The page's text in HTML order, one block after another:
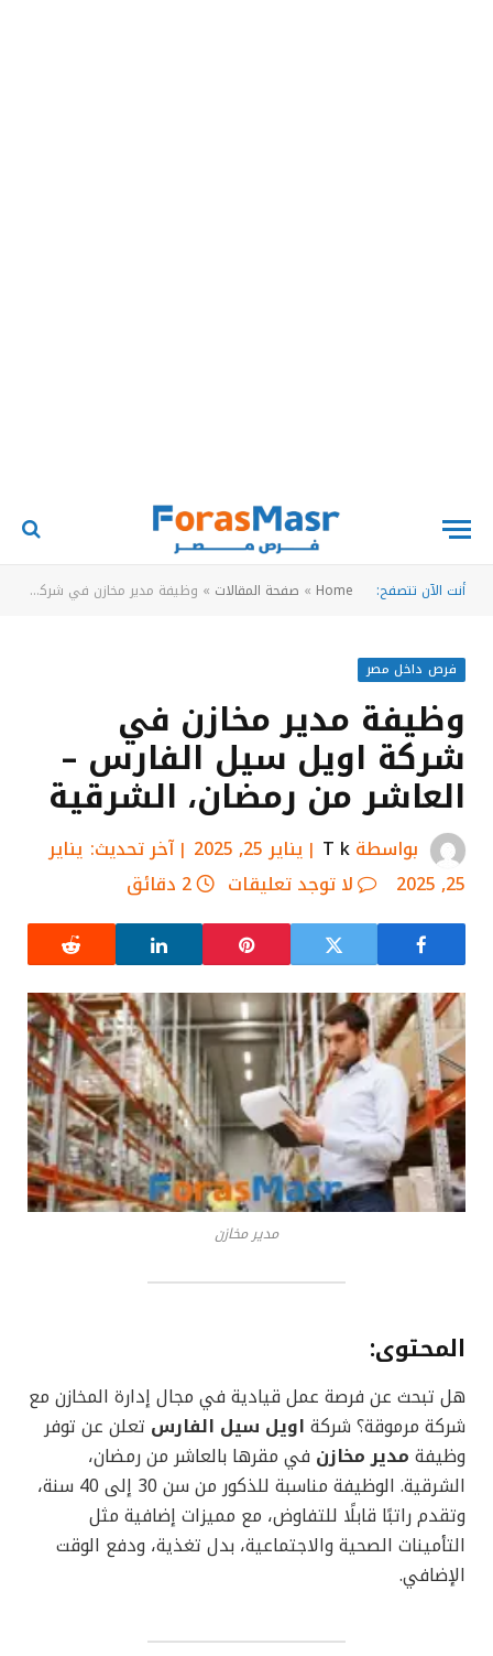
أنت الآن تتصفح: Home
» صفحة المقالات » وظيفة مدير مخازن في شركة اويل سيل الفارس – العاشر من رمضان، الشرقية
فرص داخل مصر
وظيفة مدير مخازن في
شركة اويل سيل الفارس –
العاشر من رمضان، الشرقية
بواسطةT k يناير 25, 2025 آخر تحديث: يناير
25, 2025
لا توجد تعليقات 2 دقائق
مدير مخازن
المحتوى:
هل تبحث عن فرصة عمل قيادية في مجال إدارة المخازن مع
شركة مرموقة؟ شركة اويل سيل الفارس تعلن عن توفر
وظيفة مدير مخازن في مقرها بالعاشر من رمضان،
الشرقية. الوظيفة مناسبة للذكور من سن 30 إلى 40 سنة،
وتقدم راتبًا قابلًا للتفاوض، مع مميزات إضافية مثل
التأمينات الصحية والاجتماعية، بدل تغذية، ودفع الوقت
الإضافي.